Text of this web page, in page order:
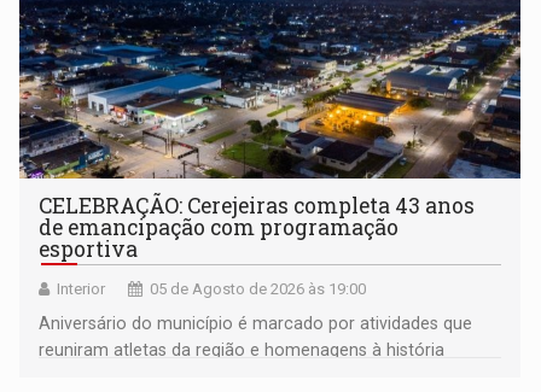
CELEBRAÇÃO: Cerejeiras completa 43 anos
de emancipação com programação
esportiva
Interior 05 de Agosto de 2026 às 19:00
Aniversário do município é marcado por atividades que
reuniram atletas da região e homenagens à história